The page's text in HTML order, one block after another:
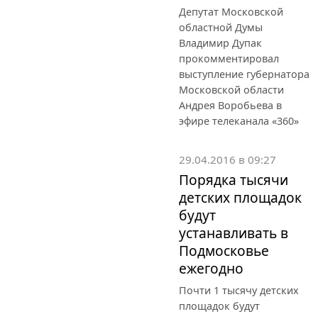
Депутат Московской
областной Думы
Владимир Дупак
прокомментировал
выступление губернатора
Московской области
Андрея Воробьева в
эфире телеканала «360»
29.04.2016 в 09:27
Порядка тысячи
детских площадок
будут
устанавливать в
Подмосковье
ежегодно
Почти 1 тысячу детских
площадок будут